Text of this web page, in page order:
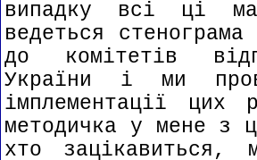
випадку всі ці
ведеться
до комітетів
України і ми
імплементації цих
методичка у мене з
хто зацікавиться,